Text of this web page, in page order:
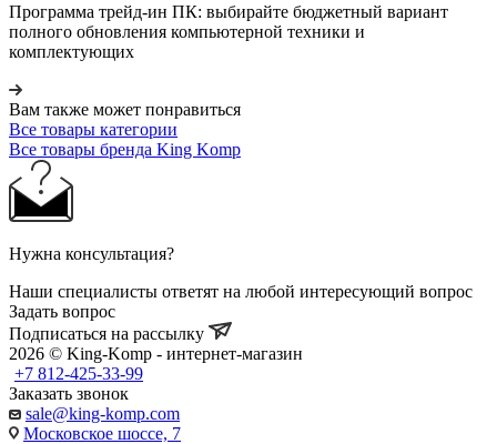
Программа трейд-ин ПК: выбирайте бюджетный вариант
полного обновления компьютерной техники и
комплектующих
Вам также может понравиться
Все товары категории
Все товары бренда King Komp
Нужна консультация?
Наши специалисты ответят на любой интересующий вопрос
Задать вопрос
Подписаться на рассылку
2026 © King-Komp - интернет-магазин
+7 812-425-33-99
Заказать звонок
sale@king-komp.com
Московское шоссе, 7